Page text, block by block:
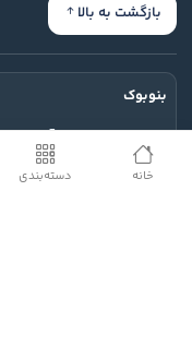
دسته‌بندی خانه
بازگشت به بالا
بنوبوک
جایی است که در آن
جا ماندن از قافله